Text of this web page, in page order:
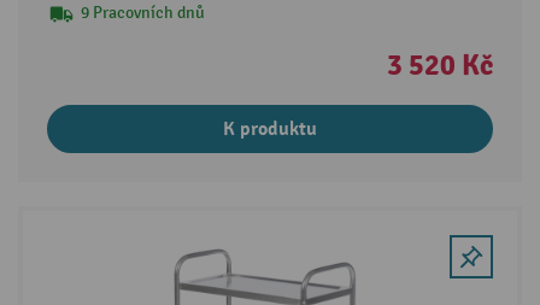
9 Pracovních dnů
3 520 Kč
K produktu